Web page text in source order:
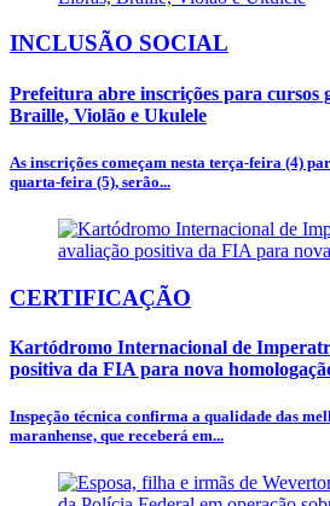
INCLUSÃO SOCIAL
Prefeitura abre inscrições para cursos
Braille, Violão e Ukulele
As inscrições começam nesta terça-feira (4)
quarta-feira (5), serão...
CERTIFICAÇÃO
Kartódromo Internacional de
positiva da FIA para nova
Inspeção técnica confirma a qualidade das
maranhense, que receberá em...